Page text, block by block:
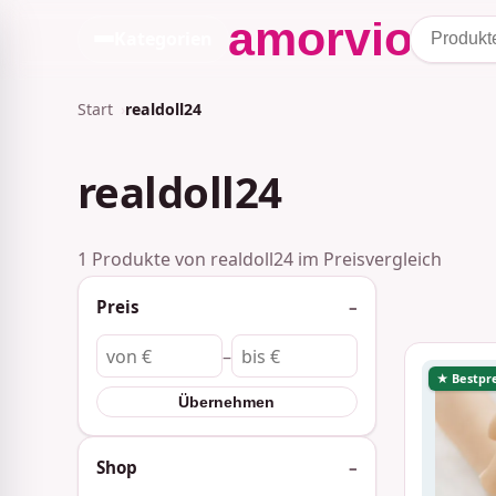
Start realdoll24
realdoll24
1 Produkte von realdoll24 im Preisvergleich
Preis
–
Übernehmen
Shop
★